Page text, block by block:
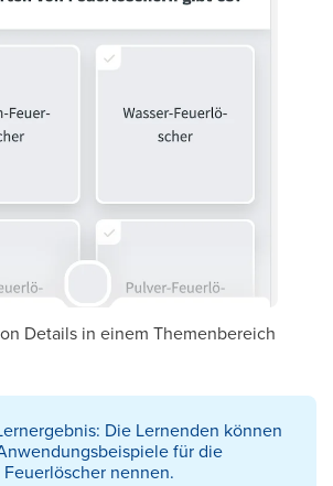
Details in einem Themenbereich
Die Lernenden können
für die
nennen.